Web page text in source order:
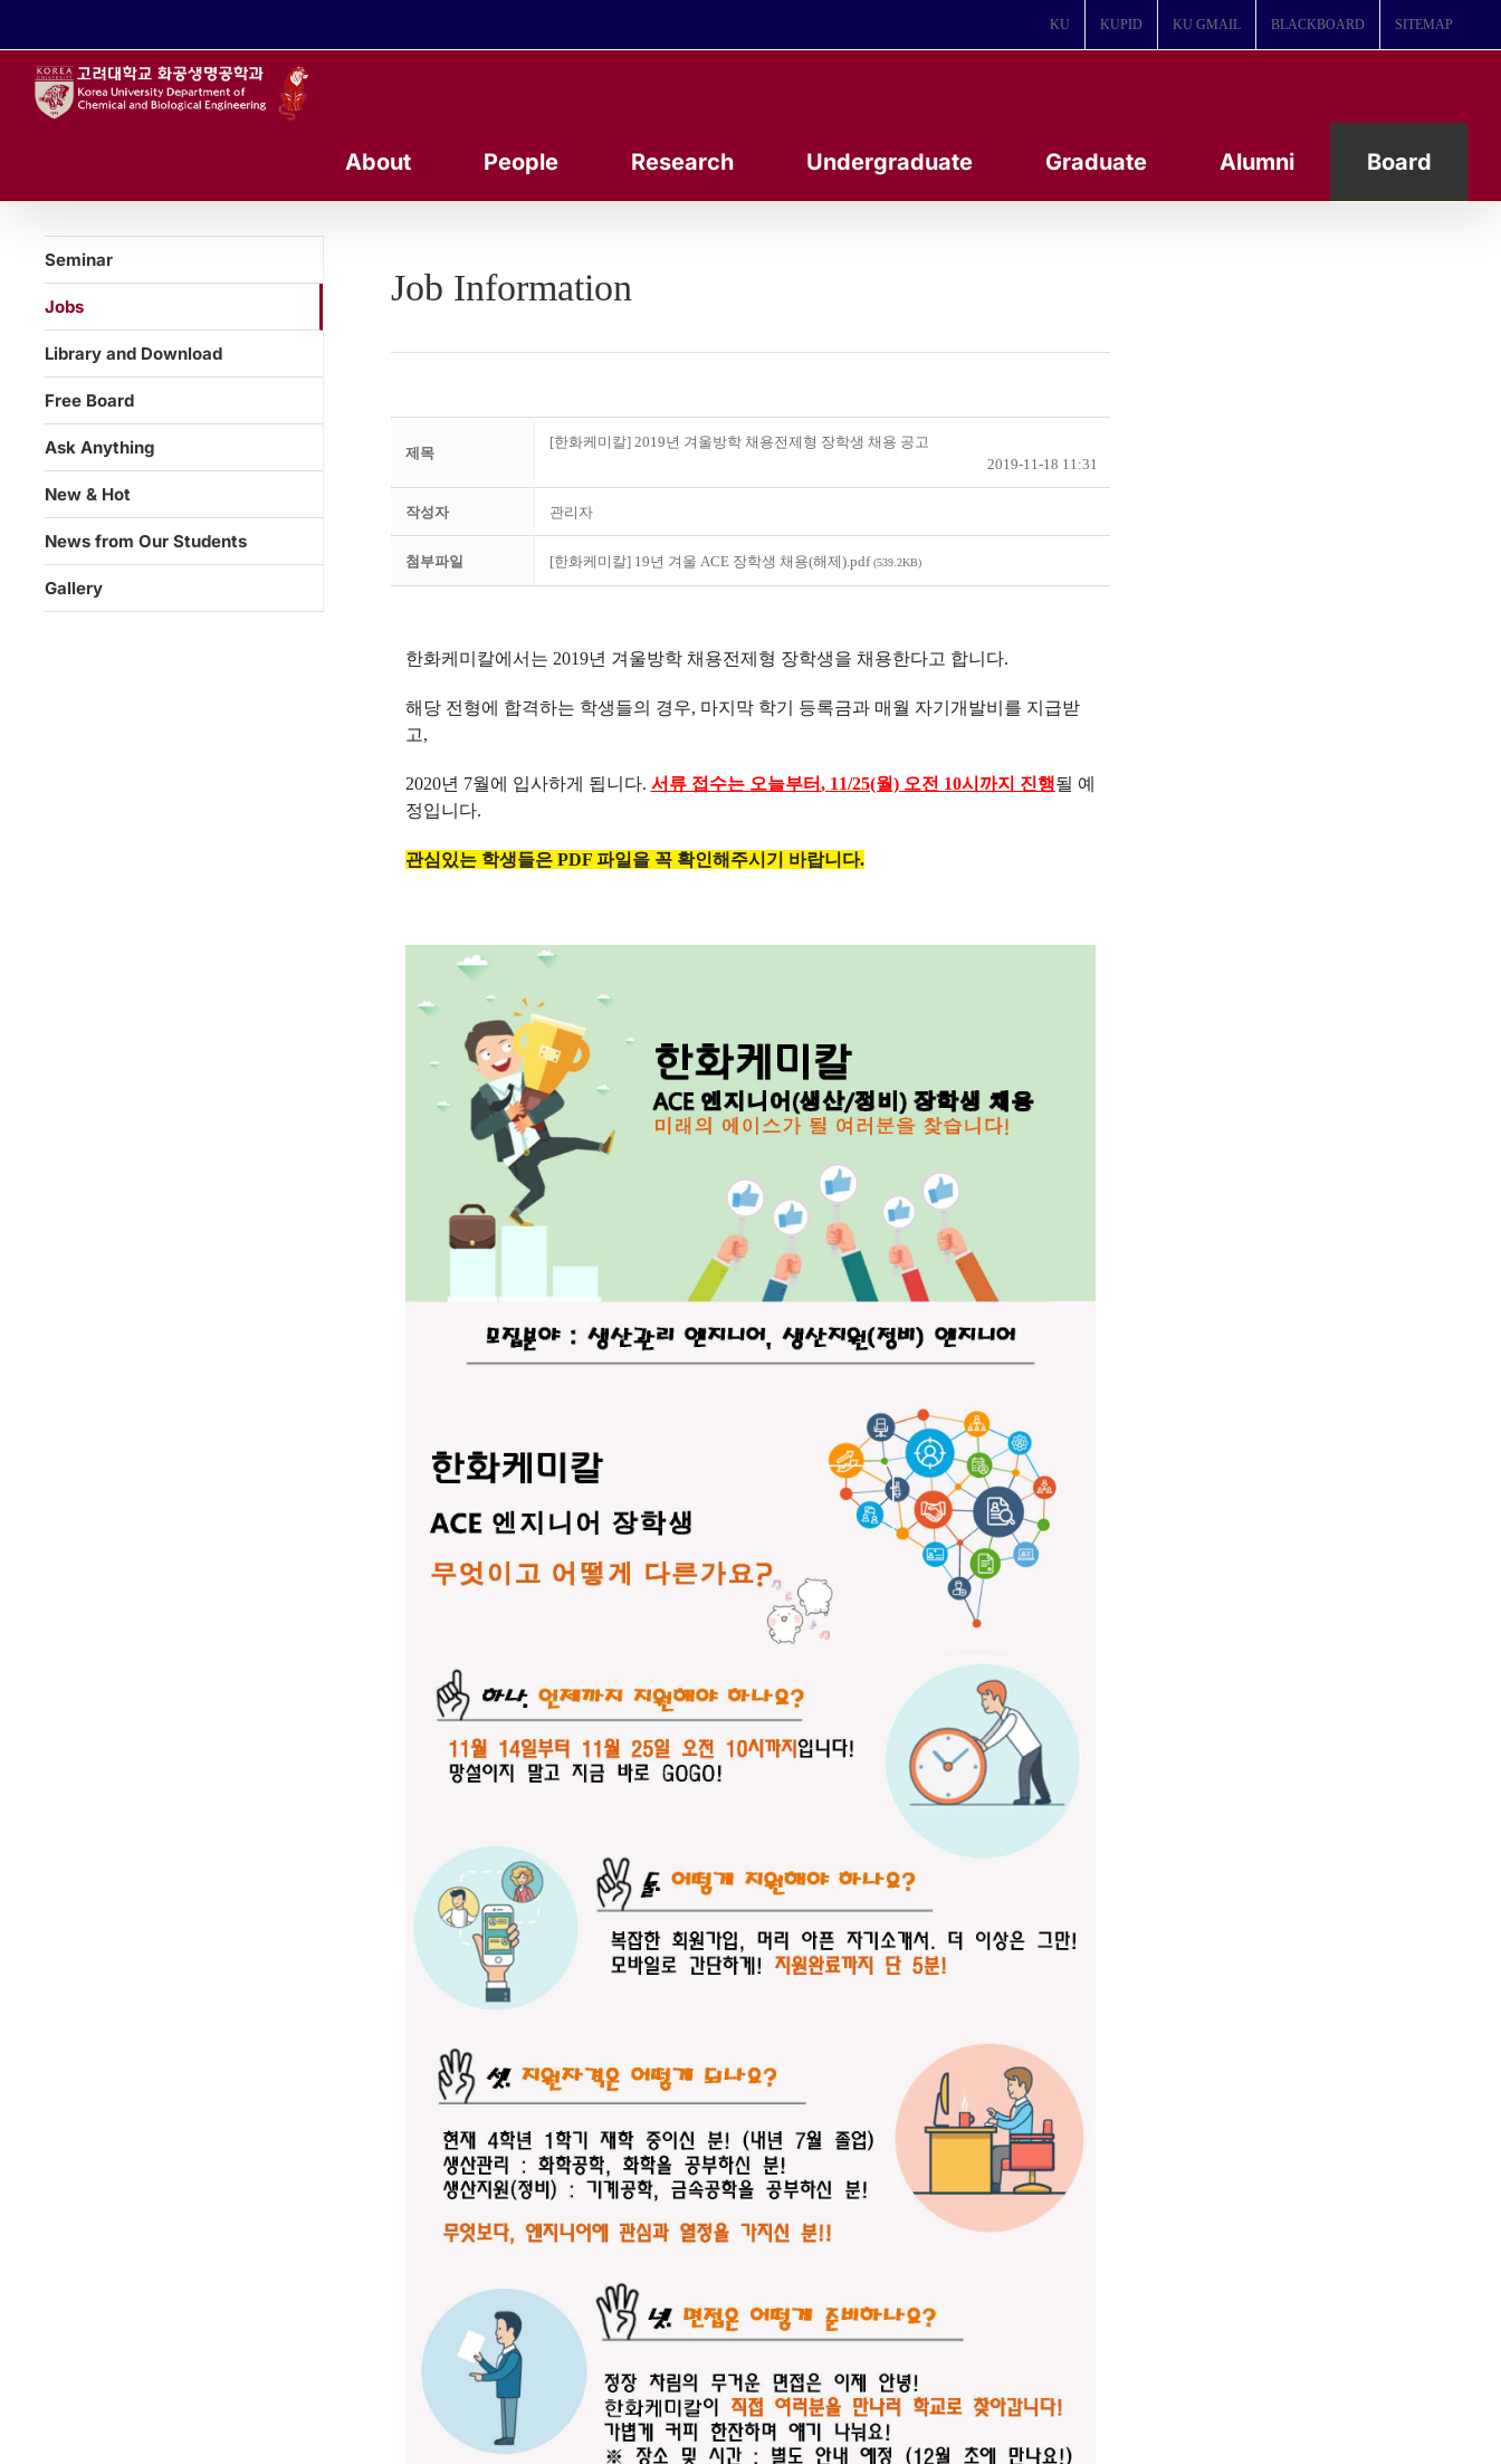
KU KUPID KU GMAIL BLACKBOARD SITEMAP
About People Research Undergraduate Graduate Alumni Board
Job Information
제목
[한화케미칼] 2019년 겨울방학 채용전제형 장학생 채용 공고
2019-11-18 11:31
작성자 관리자
첨부파일 [한화케미칼] 19년 겨울 ACE 장학생 채용(해제).pdf(539.2KB)
한화케미칼에서는 2019년 겨울방학 채용전제형 장학생을 채용한다고 합니다.
해당 전형에 합격하는 학생들의 경우, 마지막 학기 등록금과 매월 자기개발비를 지급받
고,
2020년 7월에 입사하게 됩니다. 서류 접수는 오늘부터, 11/25(월) 오전 10시까지 진행될 예
정입니다.
관심있는 학생들은 PDF 파일을 꼭 확인해주시기 바랍니다.
Seminar
Jobs
Library and Download
Free Board
Ask Anything
New & Hot
News from Our Students
Gallery